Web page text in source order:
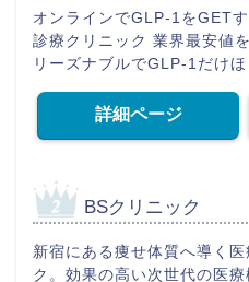
オンラインでGLP-1をGET
診療クリニック 業界最安値
リーズナブルでGLP-1だけ
詳細ページ
BSクリニック
新宿にある痩せ体質へ導く
ク。効果の高い次世代の医